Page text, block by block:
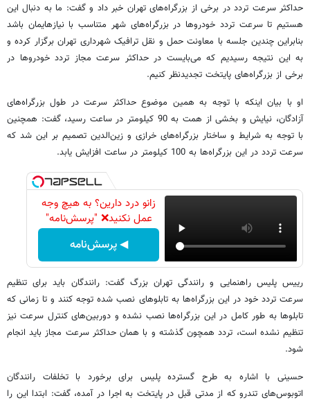
حداکثر سرعت تردد در برخی از بزرگراه‌های تهران خبر داد و گفت: ما به دنبال این
هستیم تا سرعت تردد خودروها در بزرگراه‌های شهر متناسب با نیازهایمان باشد
بنابراین چندین جلسه با معاونت حمل و نقل ترافیک شهرداری تهران برگزار کرده و
به این نتیجه رسیدیم که می‌بایست در حداکثر سرعت مجاز تردد خودروها در
برخی از بزرگراه‌های پایتخت تجدیدنظر کنیم.
او با بیان اینکه با توجه به همین موضوع حداکثر سرعت در طول بزرگراه‌های
آزادگان، نیایش و بخشی از همت به 90 کیلومتر در ساعت رسید، گفت: همچنین
با توجه به شرایط و ساختار بزرگراه‌های خرازی و زین‌الدین تصمیم بر این شد که
سرعت تردد در این بزرگراه‌ها به 100 کیلومتر در ساعت افزایش یابد.
زانو درد دارین؟ به هیچ وجه
عمل نکنید❌ "پرسش‌نامه"
◀ پرسش‌نامه
رییس پلیس راهنمایی و رانندگی تهران بزرگ گفت: رانندگان باید برای تنظیم
سرعت تردد خود در این بزرگراه‌ها به تابلوهای نصب شده توجه کنند و تا زمانی که
تابلوها به طور کامل در این بزرگراه‌ها نصب نشده و دوربین‌های کنترل سرعت نیز
تنظیم نشده است، تردد همچون گذشته و با همان حداکثر سرعت مجاز باید انجام
شود.
حسینی با اشاره به طرح گسترده پلیس برای برخورد با تخلفات رانندگان
اتوبوس‌های تندرو که از مدتی قبل در پایتخت به اجرا در آمده، گفت: ابتدا این را